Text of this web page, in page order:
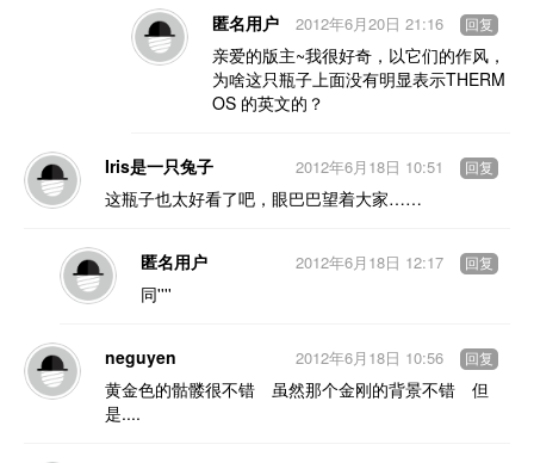
匿名用户
亲爱的版主~我很好奇，以它们的作风，
为啥这只瓶子上面没有明显表示THERM
OS 的英文的？
2012年6月20日 21:16 回复
Iris是一只兔子
这瓶子也太好看了吧，眼巴巴望着大家……
2012年6月18日 10:51 回复
匿名用户
同''''
2012年6月18日 12:17 回复
neguyen
黄金色的骷髅很不错 虽然那个金刚的背景不错 但
是....
2012年6月18日 10:56 回复